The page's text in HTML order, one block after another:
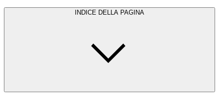
INDICE DELLA PAGINA